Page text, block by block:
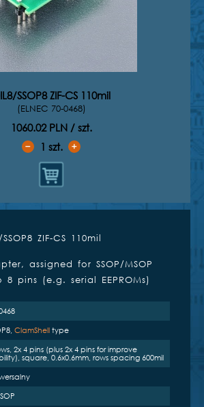
SSOP8 ZIF-CS 110mil
(ELNEC 70-0468)
1060.02 PLN / szt.
➕
1 szt.
➖
ZIF-CS 110mil
assigned for SSOP/MSOP
pins (e.g. serial EEPROMs)
ClamShelltype
2x 4 pins (plus 2x 4 pins for improve
square, 0.6x0.6mm, rows spacing 600mil
programatory
BeeProg2C SmartProg2